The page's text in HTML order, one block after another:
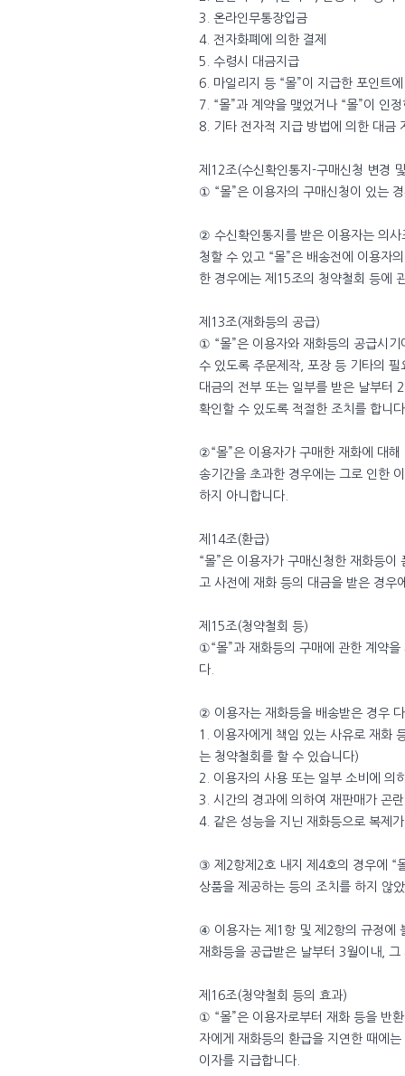
3. 온라인무통장입금
4. 전자화폐에 의한 결제
5. 수령시 대금지급
6. 마일리지 등 “몰”이 지급한 포인트
7. “몰”과 계약을 맺었거나 “몰”이 인
8. 기타 전자적 지급 방법에 의한 대금
제12조(수신확인통지-구매신청 변경
① “몰”은 이용자의 구매신청이 있는
② 수신확인통지를 받은 이용자는 의
청할 수 있고 “몰”은 배송전에 이용자
한 경우에는 제15조의 청약철회 등에
제13조(재화등의 공급)
① “몰”은 이용자와 재화등의 공급시
수 있도록 주문제작, 포장 등 기타의
대금의 전부 또는 일부를 받은 날부터
확인할 수 있도록 적절한 조치를 합니
②“몰”은 이용자가 구매한 재화에 대
송기간을 초과한 경우에는 그로 인한
하지 아니합니다.
제14조(환급)
“몰”은 이용자가 구매신청한 재화등
고 사전에 재화 등의 대금을 받은 경우
제15조(청약철회 등)
①“몰”과 재화등의 구매에 관한 계약
다.
② 이용자는 재화등을 배송받은 경우
1. 이용자에게 책임 있는 사유로 재화
는 청약철회를 할 수 있습니다)
2. 이용자의 사용 또는 일부 소비에 의
3. 시간의 경과에 의하여 재판매가 곤
4. 같은 성능을 지닌 재화등으로 복제
③ 제2항제2호 내지 제4호의 경우에 “
상품을 제공하는 등의 조치를 하지 않
④ 이용자는 제1항 및 제2항의 규정에
재화등을 공급받은 날부터 3월이내,
제16조(청약철회 등의 효과)
① “몰”은 이용자로부터 재화 등을 반
자에게 재화등의 환급을 지연한 때에
이자를 지급합니다.